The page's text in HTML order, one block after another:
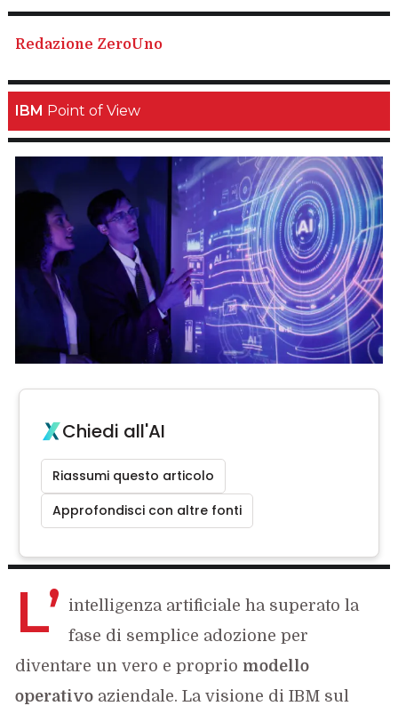
Redazione ZeroUno
IBM Point of View
Chiedi all'AI
Riassumi questo articolo
Approfondisci con altre fonti
L’ intelligenza artificiale ha superato la
fase di semplice adozione per
diventare un vero e proprio modello
operativo aziendale. La visione di IBM sul